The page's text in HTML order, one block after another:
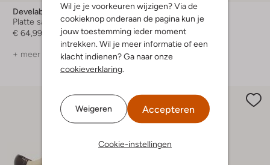
Wil je je voorkeuren wijzigen? Via de
cookieknop onderaan de pagina kun je
jouw toestemming ieder moment
intrekken. Wil je meer informatie of een
klacht indienen? Ga naar onze
cookieverklaring
Weigeren Accepteren
Cookie-instellingen
Develab
Platte sandalen
€ 64,99
+ meer kleuren
Develab
Platte sandalen
€ 64,99
+ meer kleuren